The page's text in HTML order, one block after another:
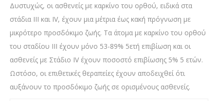
Δυστυχώς, οι ασθενείς με καρκίνο του ορθού, ειδικά στα
στάδια III και IV, έχουν μια μέτρια έως κακή πρόγνωση με
μικρότερο προσδόκιμο ζωής. Τα άτομα με καρκίνο του ορθού
του σταδίου ΙΙΙ έχουν μόνο 53-89% 5ετή επιβίωση και οι
ασθενείς με Στάδιο IV έχουν ποσοστό επιβίωσης 5% 5 ετών.
Ωστόσο, οι επιθετικές θεραπείες έχουν αποδειχθεί ότι
αυξάνουν το προσδόκιμο ζωής σε ορισμένους ασθενείς.